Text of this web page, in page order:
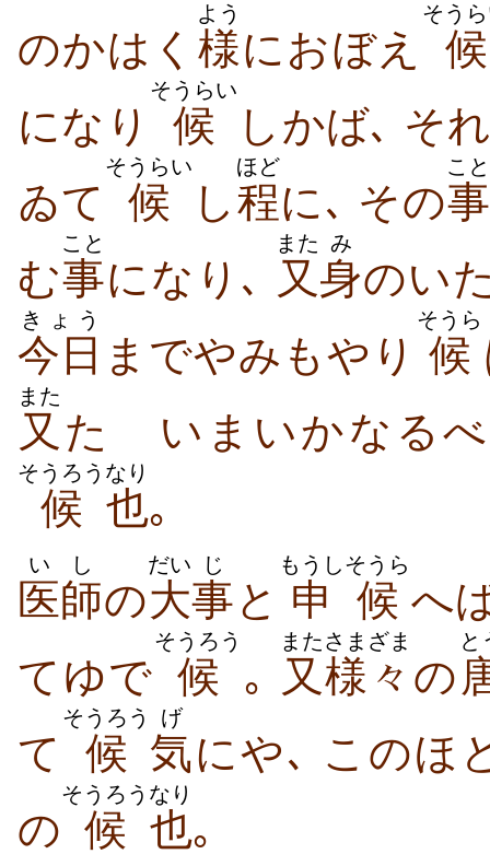
のかはく 様
よう
におぼえ 候
そう
になり 候
そうらい
しかば､ そ
ゐて
候
そうらい
し程
ほど
に､ その事
こと
む事
こと
になり､ 又
また
身
み
のい
今日
きょう
までやみもやり 候
そうら
又
また
たゞいまいかなる
候
そうろう
也
なり
｡
医師
いし
の大
だい
事
じ
と 申
もうし
候
そうら
へ
てゆで 候
そうろう
｡ 又
また
様々
さまざま
の
と
て 候
そうろう
気
げ
にや､ このほ
の 候
そうろう
也
なり
｡